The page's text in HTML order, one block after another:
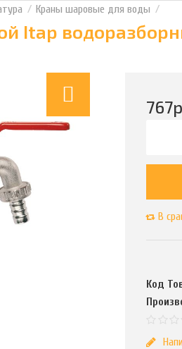
Краны шаровые для воды
Itap
767
В
Код